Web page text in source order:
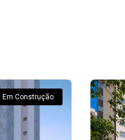
Em Construção